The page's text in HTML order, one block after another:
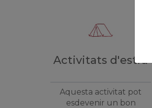
Activitats d'estiu
Aquesta activitat pot
esdevenir un bon